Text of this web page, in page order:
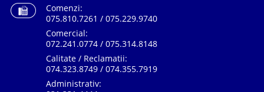
Comenzi:
075.810.7261 / 075.229.9740
Comercial:
072.241.0774 / 075.314.8148
Calitate / Reclamatii:
074.323.8749 / 074.355.7919
Administrativ: